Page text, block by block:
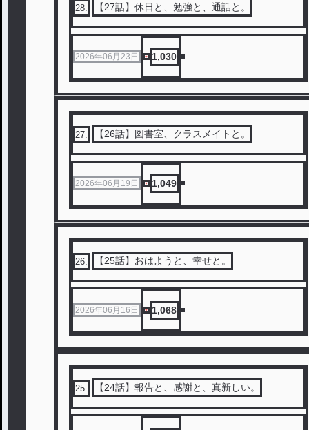
28 【27話】休日と、勉強と、通話と。
2026年06月23日 1,030
27 【26話】図書室、クラスメイトと。
2026年06月19日 1,049
26 【25話】おはようと、幸せと。
2026年06月16日 1,068
25 【24話】報告と、感謝と、真新しい。